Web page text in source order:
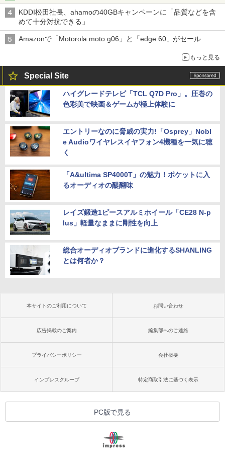
KDDI松田社長、ahamoの40GBキャンペーンに「品質などを含
めて十分対抗できる」
Amazonで「Motorola moto g06」と「edge 60」がセール
もっと見る
Special Site
ハイグレードテレビ「TCL Q7D Pro」。圧巻の
色彩美で映画＆ゲームが極上体験に
エントリーなのに脅威の実力!「Osprey」Nobl
e Audioワイヤレスイヤフォン4機種を一気に聴
く
「A&ultima SP4000T」の魅力！ポケットに入
るオーディオの醍醐味
レイズ鍛造1ピースアルミホイール「CE28 N-p
lus」軽量なままに剛性を向上
総合オーディオブランドに進化するSHANLING
とは何者か？
本サイトのご利用について お問い合わせ
広告掲載のご案内 編集部へのご連絡
プライバシーポリシー 会社概要
インプレスグループ 特定商取引法に基づく表示
PC版で見る